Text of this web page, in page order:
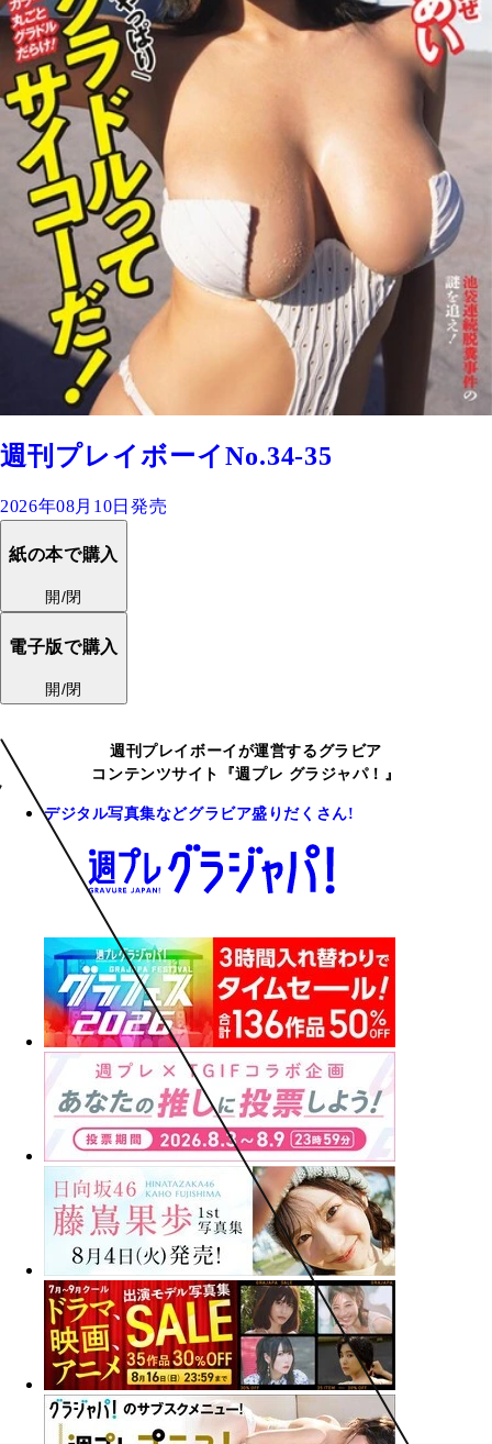
週刊プレイボーイNo.34-35
2026年08月10日発売
紙の本で購入
開/閉
電子版で購入
開/閉
週刊プレイボーイが運営するグラビア
コンテンツサイト『週プレ グラジャパ！』
デジタル写真集などグラビア盛りだくさん!